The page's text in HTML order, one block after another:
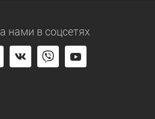
нами в соцсетях